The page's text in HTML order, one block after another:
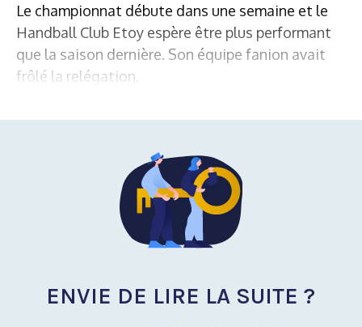
Le championnat débute dans une semaine et le
Handball Club Etoy espère être plus performant
que la saison dernière. Son équipe fanion avait
frôlé la relégation.
ENVIE DE LIRE LA SUITE ?